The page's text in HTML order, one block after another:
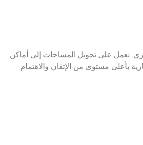
نعمل على تحويل المساحات إلى أماكن
بأعلى مستوى من الإتقان والاهتمام